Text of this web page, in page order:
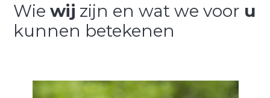
Wiewij zijn en wat we voor u
kunnen betekenen